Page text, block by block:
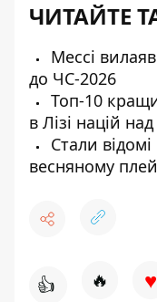
ЧИТАЙТЕ
Мессі
до ЧС-2026
Топ-10
в Лізі націй
Стали
весняному
👍 🔥 ♥